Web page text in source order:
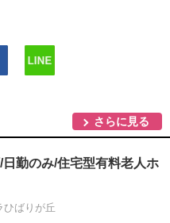
さらに見る
日勤のみ/住宅型有料老人ホ
ひばりが丘